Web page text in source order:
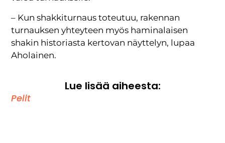
– Kun shakkiturnaus toteutuu, rakennan
turnauksen yhteyteen myös haminalaisen
shakin historiasta kertovan näyttelyn, lupaa
Aholainen.
Lue lisää aiheesta:
Pelit